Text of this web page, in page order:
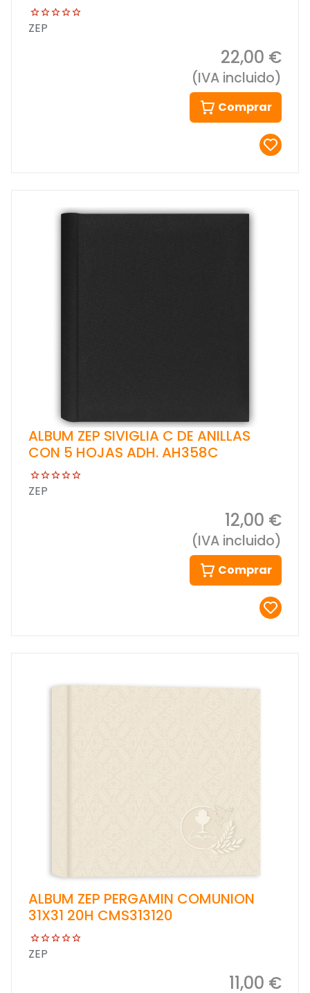
ZEP
22,00 €
(IVA incluido)
Comprar
ALBUM ZEP SIVIGLIA C DE ANILLAS
CON 5 HOJAS ADH. AH358C
ZEP
12,00 €
(IVA incluido)
Comprar
ALBUM ZEP PERGAMIN COMUNION
31X31 20H CMS313120
ZEP
11,00 €